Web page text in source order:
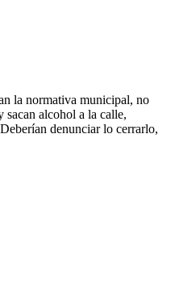
la normativa municipal, no
sacan alcohol a la calle,
denunciar lo cerrarlo,